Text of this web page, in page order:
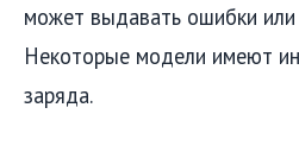
может выдавать ошибки или
Некоторые модели имеют
заряда.